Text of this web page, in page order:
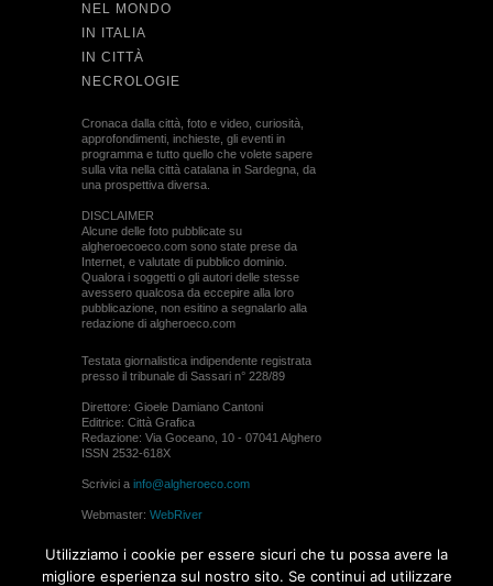
NEL MONDO
IN ITALIA
IN CITTÀ
NECROLOGIE
Cronaca dalla città, foto e video, curiosità,
approfondimenti, inchieste, gli eventi in
programma e tutto quello che volete sapere
sulla vita nella città catalana in Sardegna, da
una prospettiva diversa.
DISCLAIMER
Alcune delle foto pubblicate su
algheroecoeco.com sono state prese da
Internet, e valutate di pubblico dominio.
Qualora i soggetti o gli autori delle stesse
avessero qualcosa da eccepire alla loro
pubblicazione, non esitino a segnalarlo alla
redazione di algheroeco.com
Testata giornalistica indipendente registrata
presso il tribunale di Sassari n° 228/89
Direttore: Gioele Damiano Cantoni
Editrice: Città Grafica
Redazione: Via Goceano, 10 - 07041 Alghero
ISSN 2532-618X
Scrivici a info@algheroeco.com
Webmaster: WebRiver
permesso di algheroeco.com
Utilizziamo i cookie per essere sicuri che tu possa avere la
migliore esperienza sul nostro sito. Se continui ad utilizzare